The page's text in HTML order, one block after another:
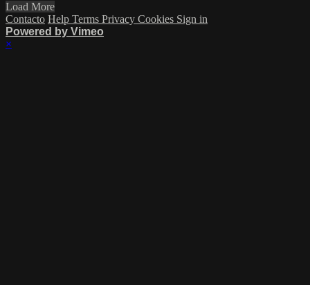
Load More
Contacto Help Terms Privacy Cookies Sign in
Powered by Vimeo
×